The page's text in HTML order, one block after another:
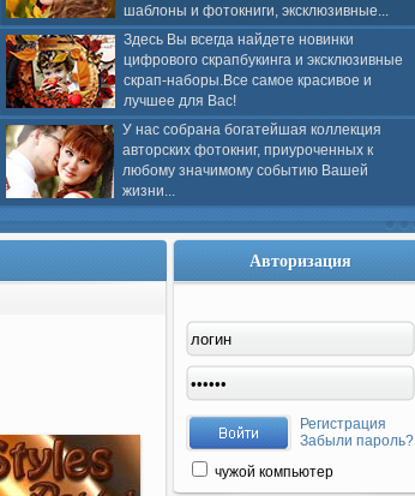
шаблоны и фотокниги, эксклюзивные...
Здесь Вы всегда найдете новинки
цифрового скрапбукинга и эксклюзивные
скрап-наборы.Все самое красивое и
лучшее для Вас!
У нас собрана богатейшая коллекция
авторских фотокниг, приуроченных к
любому значимому событию Вашей
жизни...
Авторизация
Регистрация
Забыли пароль?
чужой компьютер